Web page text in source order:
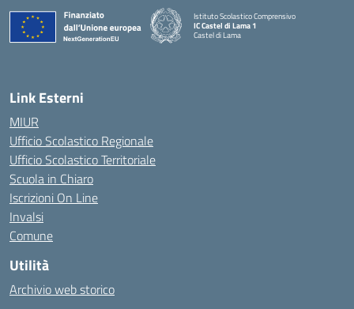
Istituto Scolastico Comprensivo
IC Castel di Lama 1
Castel di Lama
Link Esterni
MIUR
Ufficio Scolastico Regionale
Ufficio Scolastico Territoriale
Scuola in Chiaro
Iscrizioni On Line
Invalsi
Comune
Utilità
Archivio web storico